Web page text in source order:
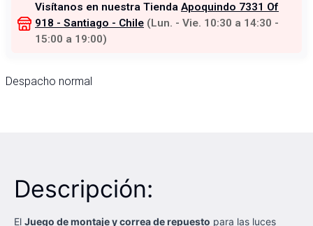
Visítanos en nuestra Tienda Apoquindo 7331 Of
918 - Santiago - Chile (Lun. - Vie. 10:30 a 14:30 -
15:00 a 19:00)
Despacho normal
Descripción:
El Juego de montaje y correa de repuesto para las luces